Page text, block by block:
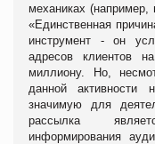
механиках
«Единственная
инструмент - он
адресов клиентов
миллиону. Но,
данной активности
значимую для
рассылка
информирования